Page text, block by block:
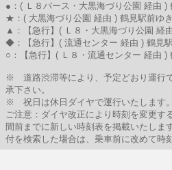
●：( Ｌ８バース・大黒海づり公園 経由 )
★：( 大黒海づり公園 経由 ) 鶴見駅前ゆき
▲：【急行】( Ｌ８・大黒海づり公園 経
◆：【急行】( 流通センター 経由 ) 鶴見
○：【急行】( Ｌ８・流通センター 経由 )
※ 道路渋滞等により、予定どおり運行
承下さい。
※ 祝日は休日ダイヤで運行いたします。
ご注意：ダイヤ改正により時刻を変更す
間前までに新しい時刻表を掲載いたしま
付を検索した場合は、乗車前に改めて時